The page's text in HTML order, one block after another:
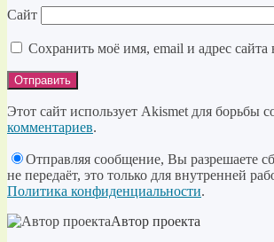
Сайт
Сохранить моё имя, email и адрес
Этот сайт использует Akismet для борьбы
комментариев.
Отправляя сообщение, Вы разрешаете
не передаёт, это только для внутренней
Политика конфиденциальности.
Автор проекта